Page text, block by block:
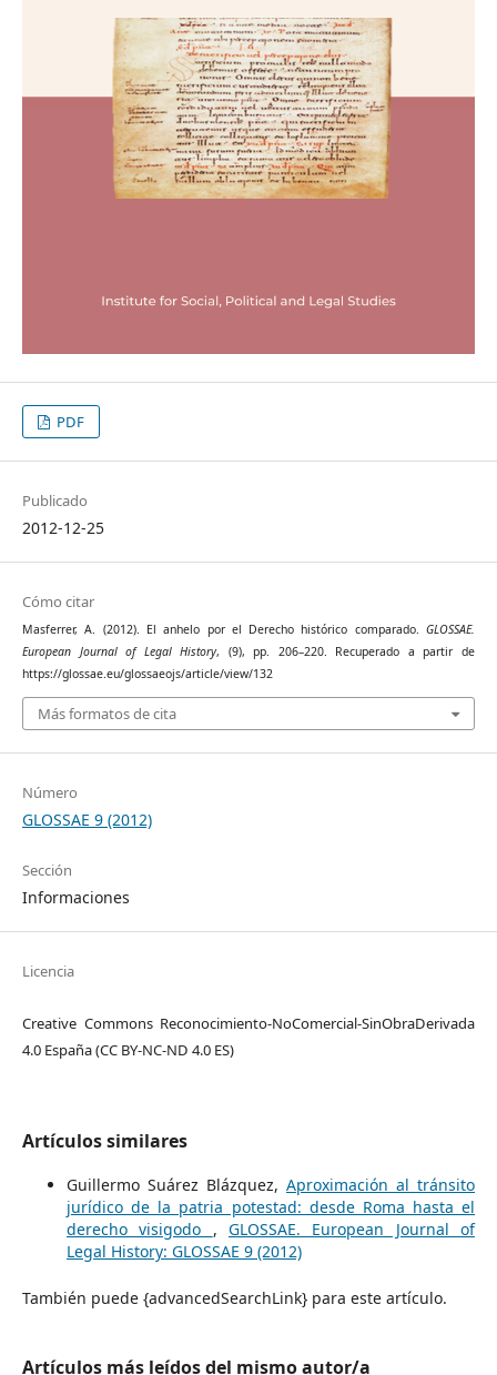
PDF
Publicado
2012-12-25
Cómo citar
Masferrer, A. (2012). El anhelo por el Derecho histórico comparado.GLOSSAE.
European Journal of Legal History, (9), pp. 206–220. Recuperado a partir de
https://glossae.eu/glossaeojs/article/view/132
Más formatos de cita
Número
GLOSSAE 9 (2012)
Sección
Informaciones
Licencia
Creative Commons Reconocimiento-NoComercial-SinObraDerivada
4.0 España (CC BY-NC-ND 4.0 ES)
Artículos similares
Guillermo Suárez Blázquez,Aproximación al tránsito
jurídico de la patria potestad: desde Roma hasta el
derecho visigodo , GLOSSAE. European Journal of
Legal History: GLOSSAE 9 (2012)
También puede {advancedSearchLink} para este artículo.
Artículos más leídos del mismo autor/a